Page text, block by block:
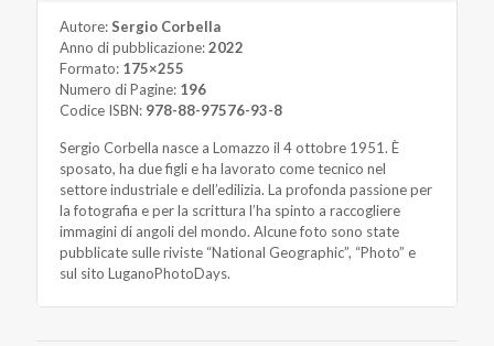
Autore:Sergio Corbella
Anno di pubblicazione:2022
Formato: 175×255
Numero di Pagine: 196
Codice ISBN: 978-88-97576-93-8
Sergio Corbella nasce a Lomazzo il 4 ottobre 1951. È
sposato, ha due figli e ha lavorato come tecnico nel
settore industriale e dell’edilizia. La profonda passione per
la fotografia e per la scrittura l’ha spinto a raccogliere
immagini di angoli del mondo. Alcune foto sono state
pubblicate sulle riviste “National Geographic”, “Photo” e
sul sito LuganoPhotoDays.